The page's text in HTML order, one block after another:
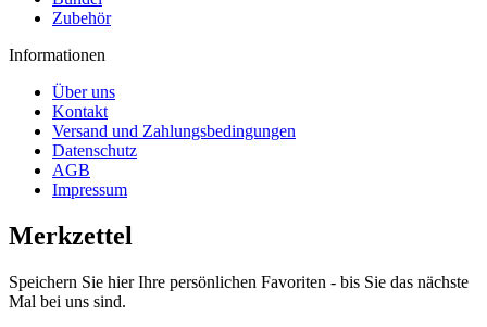
Zubehör
Informationen
Über uns
Kontakt
Versand und Zahlungsbedingungen
Datenschutz
AGB
Impressum
Merkzettel
Speichern Sie hier Ihre persönlichen Favoriten - bis Sie das nächste
Mal bei uns sind.